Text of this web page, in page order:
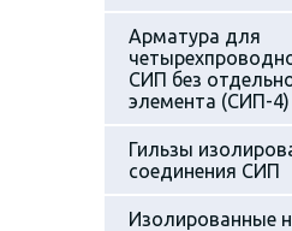
Арматура для
СИП без
элемента (СИП-4)
Гильзы
соединения СИП
Изолированные